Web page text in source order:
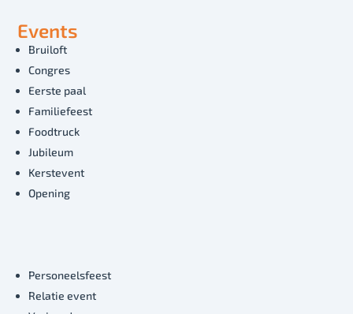
Events
Bruiloft
Congres
Eerste paal
Familiefeest
Foodtruck
Jubileum
Kerstevent
Opening
Personeelsfeest
Relatie event